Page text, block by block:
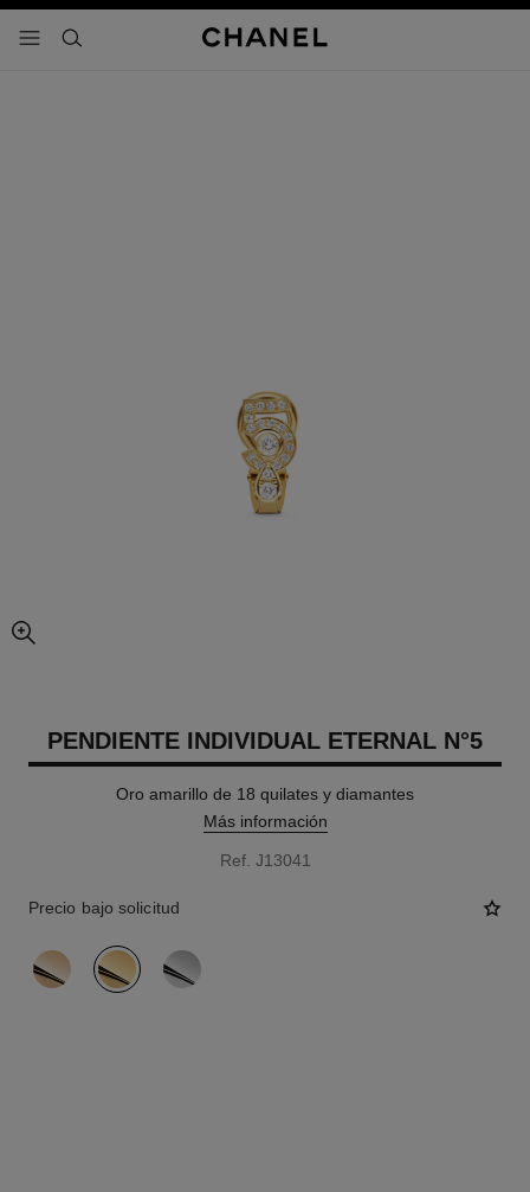
- navegación principal
buscar
imagen agrandada
PENDIENTE INDIVIDUAL ETERNAL N°5
Oro amarillo de 18 quilates y diamantes
Más información
Ref. J13041
Precio bajo solicitud
variante (3)